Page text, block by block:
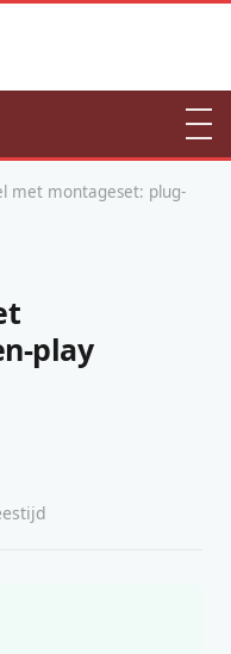
met montageset: plug-
play